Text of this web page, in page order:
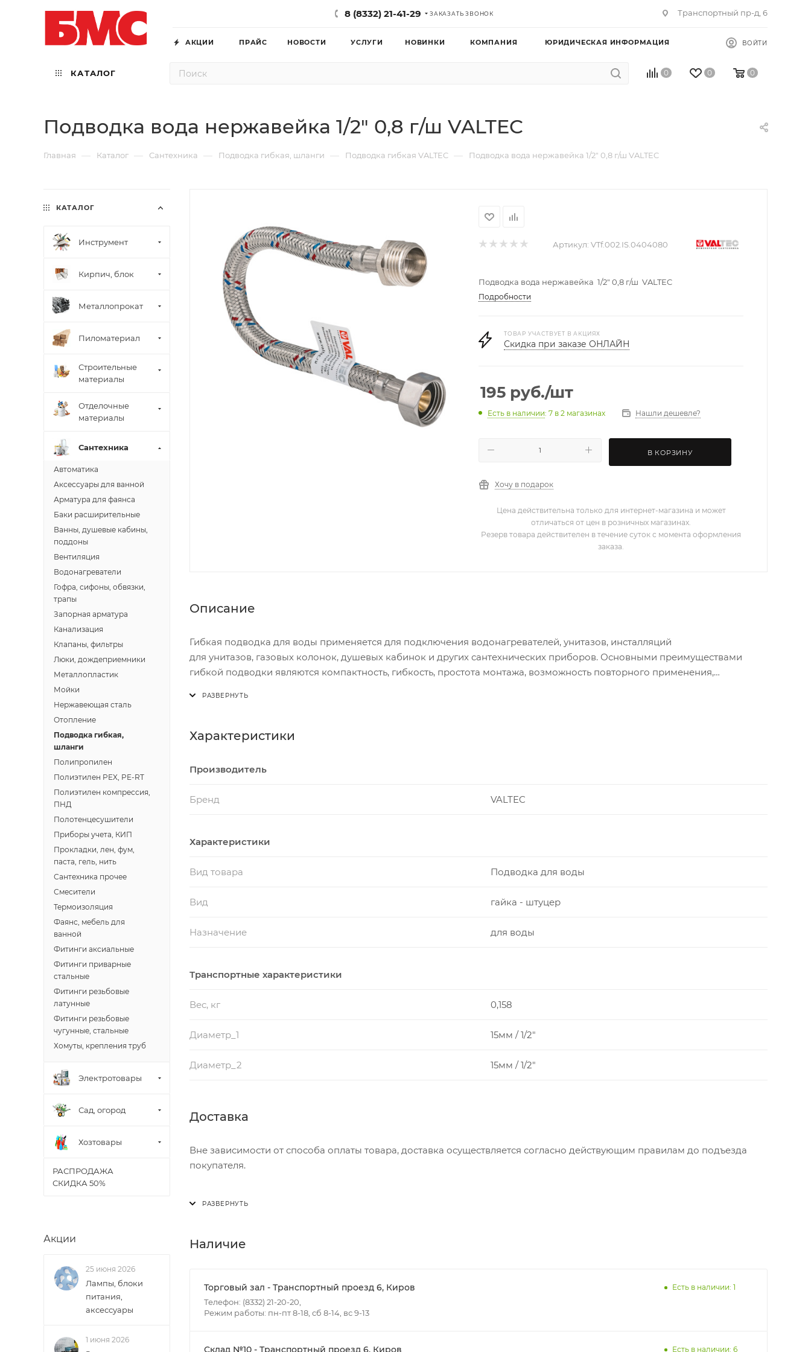
8 (8332) 21-41-29 ЗАКАЗАТЬ ЗВОНОК Транспортный пр-д, 6
АКЦИИ ПРАЙС НОВОСТИ УСЛУГИ НОВИНКИ КОМПАНИЯ ЮРИДИЧЕСКАЯ ИНФОРМАЦИЯ ВОЙТИ
КАТАЛОГ 0 0 0
Подводка вода нержавейка 1/2" 0,8 г/ш VALTEC
Главная — Каталог — Сантехника — Подводка гибкая, шланги — Подводка гибкая VALTEC — Подводка вода нержавейка 1/2" 0,8 г/ш VALTEC
Артикул: VTf.002.IS.0404080
Подводка вода нержавейка 1/2" 0,8 г/ш VALTEC
Подробности
ТОВАР УЧАСТВУЕТ В АКЦИЯХ
Скидка при заказе ОНЛАЙН
195 руб./шт
Есть в наличии: 7 в 2 магазинах Нашли дешевле?
В КОРЗИНУ
Хочу в подарок
Цена действительна только для интернет-магазина и может
отличаться от цен в розничных магазинах.
Резерв товара действителен в течение суток с момента оформления
заказа.
Описание
Гибкая подводка для воды применяется для подключения водонагревателей, унитазов, инсталляций
для унитазов, газовых колонок, душевых кабинок и других сантехнических приборов. Основными преимуществами
гибкой подводки являются компактность, гибкость, простота монтажа, возможность повторного применения,
Характеристики
Производитель
Бренд VALTEC
Характеристики
Вид товара Подводка для воды
Вид гайка - штуцер
Назначение для воды
Транспортные характеристики
Вес, кг 0,158
Диаметр_1 15мм / 1/2"
Диаметр_2 15мм / 1/2"
Доставка
Вне зависимости от способа оплаты товара, доставка осуществляется согласно действующим правилам до подъезда
покупателя.
Итоговая стоимость доставки зависит от:
- количества торговых точек для погрузки товаров.
Границы доставки в черте города на выезд (перекрестки улиц):
• Ленина - 65 лет победы
Наличие
Торговый зал - Транспортный проезд 6, Киров
Телефон: (8332) 21-20-20,
Режим работы: пн-пт 8-18, сб 8-14, вс 9-13
Есть в наличии: 1
Склад №10 - Транспортный проезд 6, Киров Есть в наличии: 6
КАТАЛОГ
Инструмент
Кирпич, блок
Металлопрокат
Пиломатериал
Строительные
материалы
Отделочные
материалы
Сантехника
Автоматика
Аксессуары для ванной
Арматура для фаянса
Баки расширительные
Ванны, душевые кабины,
поддоны
Вентиляция
Водонагреватели
Гофра, сифоны, обвязки,
трапы
Запорная арматура
Канализация
Клапаны, фильтры
Люки, дождеприемники
Металлопластик
Мойки
Нержавеющая сталь
Отопление
Подводка гибкая,
шланги
Полипропилен
Полиэтилен PEX, PE-RT
Полиэтилен компрессия,
ПНД
Полотенцесушители
Приборы учета, КИП
Прокладки, лен, фум,
паста, гель, нить
Сантехника прочее
Смесители
Термоизоляция
Фаянс, мебель для
ванной
Фитинги аксиальные
Фитинги приварные
стальные
Фитинги резьбовые
латунные
Фитинги резьбовые
чугунные, стальные
Хомуты, крепления труб
Электротовары
Сад, огород
Хозтовары
РАСПРОДАЖА
СКИДКА 50%
Акции
25 июня 2026
Лампы, блоки
питания,
аксессуары
1 июня 2026